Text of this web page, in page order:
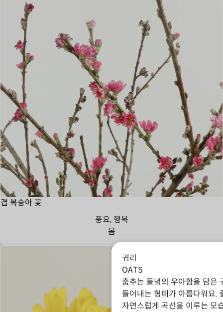
겹 복숭아 꽃
풍요, 행복
봄
귀리
OATS
춤추는 들녘의 우아함을 담은
들어내는 형태가 아름다워요.
자연스럽게 곡선을 이루는 모